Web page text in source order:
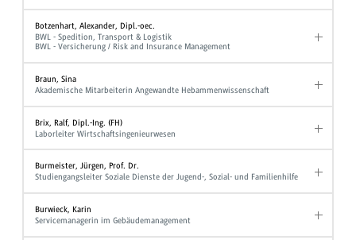
Botzenhart, Alexander, Dipl.-oec.
BWL - Spedition, Transport & Logistik
BWL - Versicherung / Risk and Insurance Management
Braun, Sina
Akademische Mitarbeiterin Angewandte Hebammenwissenschaft
Brix, Ralf, Dipl.-Ing. (FH)
Laborleiter Wirtschaftsingenieurwesen
Burmeister, Jürgen, Prof. Dr.
Studiengangsleiter Soziale Dienste der Jugend-, Sozial- und Familienhilfe
Burwieck, Karin
Servicemanagerin im Gebäudemanagement